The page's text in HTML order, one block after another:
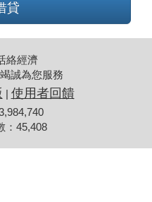
貸
絡經濟
誠為您服務
| 使用者回饋
：45,408